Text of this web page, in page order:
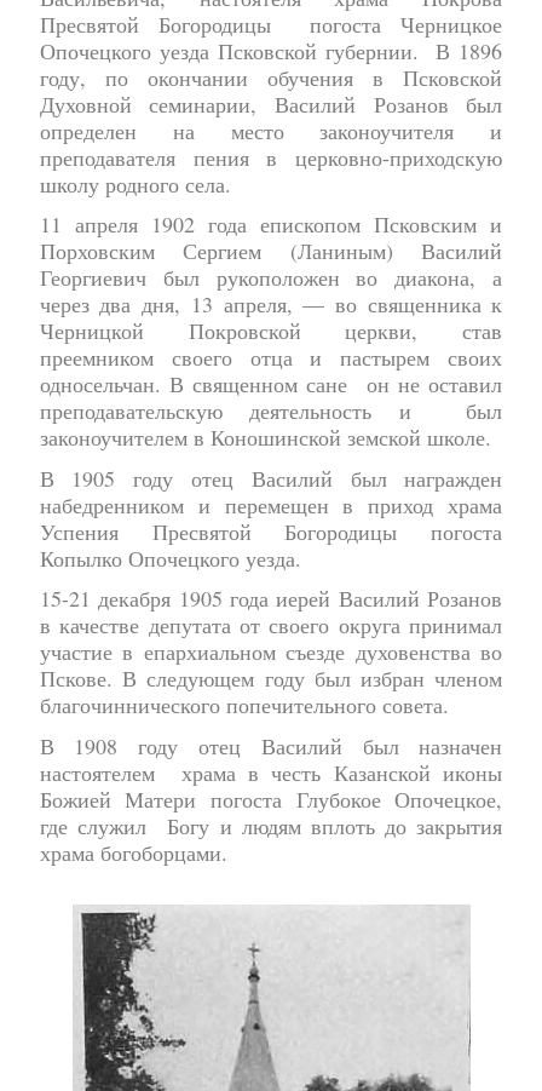
Пресвятой Богородицы погоста Черницкое
Опочецкого уезда Псковской губернии. В 1896
году, по окончании обучения в Псковской
Духовной семинарии, Василий Розанов был
определен на место законоучителя и
преподавателя пения в церковно-приходскую
школу родного села.
11 апреля 1902 года епископом Псковским и
Порховским Сергием (Ланиным) Василий
Георгиевич был рукоположен во диакона, а
через два дня, 13 апреля, — во священника к
Черницкой Покровской церкви, став
преемником своего отца и пастырем своих
односельчан. В священном сане он не оставил
преподавательскую деятельность и был
законоучителем в Коношинской земской школе.
В 1905 году отец Василий был награжден
набедренником и перемещен в приход храма
Успения Пресвятой Богородицы погоста
Копылко Опочецкого уезда.
15-21 декабря 1905 года иерей Василий Розанов
в качестве депутата от своего округа принимал
участие в епархиальном съезде духовенства во
Пскове. В следующем году был избран членом
благочиннического попечительного совета.
В 1908 году отец Василий был назначен
настоятелем храма в честь Казанской иконы
Божией Матери погоста Глубокое Опочецкое,
где служил Богу и людям вплоть до закрытия
храма богоборцами.